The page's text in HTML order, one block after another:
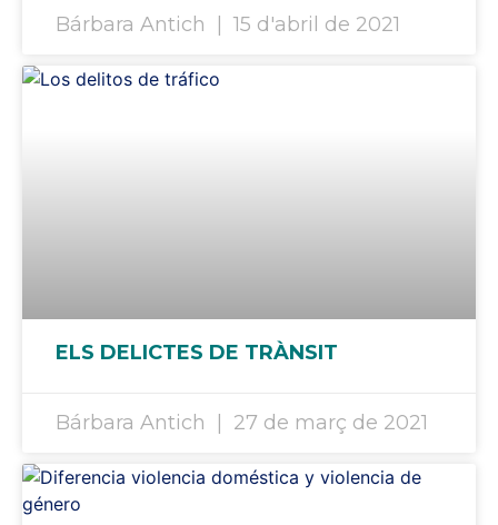
Bárbara Antich 15 d'abril de 2021
ELS DELICTES DE TRÀNSIT
Bárbara Antich 27 de març de 2021